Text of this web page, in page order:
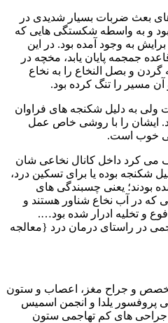
های بعث ضربات بسیار شدیدی در
و به‌ واسطه شکستگی‌ هایی که
به وجود آمده بود. در این
جمجمه پایان یابد، مخچه در
و بصل‌ النخاع را به نخاع
مسیر را تنگ کرده بود.
ولی به‌ دلیل شکنجه‌ های فراوان
ایشان را با روشی خاص عمل
خوب است.
می‌ کرد داخل کانال نخاعی‌ شان
شکنجه بوده یا برای تسکین درد،
بودند؛ یعنی چسبندگی‌ های
که در آب نخاع شناور هستند و
و تخلیه ادرار شده بود….
در راستای درمان درد {معالجه
متخصص و جراح مغز، اعصاب و ستون
پروفسور یلدا و انجمن اسمیس
جراحی های کم تهاجمی ستون